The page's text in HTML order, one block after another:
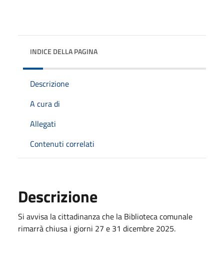
INDICE DELLA PAGINA
Descrizione
A cura di
Allegati
Contenuti correlati
Descrizione
Si avvisa la cittadinanza che la Biblioteca comunale
rimarrà chiusa i giorni 27 e 31 dicembre 2025.